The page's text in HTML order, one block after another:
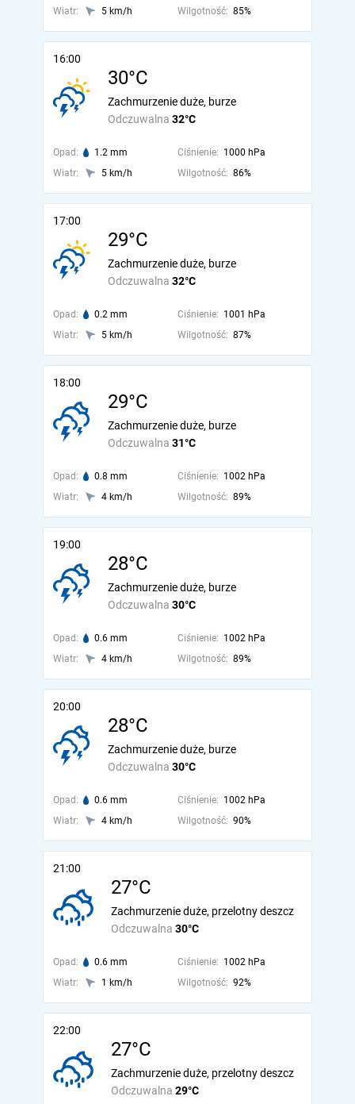
Wiatr:
5 km/h Wilgotność: 85%
16:00
30°C
Odczuwalna 32°C
Zachmurzenie duże, burze
Opad: 1.2 mm Ciśnienie: 1000 hPa
Wiatr:
5 km/h Wilgotność: 86%
17:00
29°C
Odczuwalna 32°C
Zachmurzenie duże, burze
Opad: 0.2 mm Ciśnienie: 1001 hPa
Wiatr:
5 km/h Wilgotność: 87%
18:00
29°C
Odczuwalna 31°C
Zachmurzenie duże, burze
Opad: 0.8 mm Ciśnienie: 1002 hPa
Wiatr:
4 km/h Wilgotność: 89%
19:00
28°C
Odczuwalna 30°C
Zachmurzenie duże, burze
Opad: 0.6 mm Ciśnienie: 1002 hPa
Wiatr:
4 km/h Wilgotność: 89%
20:00
28°C
Odczuwalna 30°C
Zachmurzenie duże, burze
Opad: 0.6 mm Ciśnienie: 1002 hPa
Wiatr:
4 km/h Wilgotność: 90%
21:00
27°C
Odczuwalna 30°C
Zachmurzenie duże, przelotny deszcz
Opad: 0.6 mm Ciśnienie: 1002 hPa
Wiatr:
1 km/h Wilgotność: 92%
22:00
27°C
Odczuwalna 29°C
Zachmurzenie duże, przelotny deszcz